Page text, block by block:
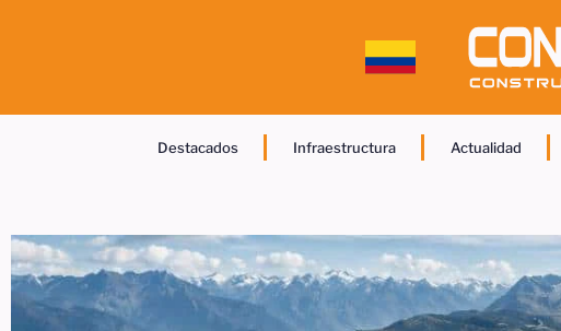
Destacados Infraestructura Actualidad